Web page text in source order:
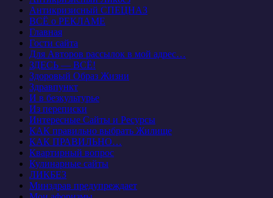
Антикризисный СПЕЦНАЗ
ВСЁ о РЕКЛАМЕ
Главная
Гости сайта
Для Авторов рассылок в мой адрес…
ЗДЕСЬ — ВСЁ!
Здоровый Образ Жизни
Здравпункт
И в безкультурье
Из переписки
Интересные Сайты и Ресурсы
КАК правильно выбрать Жилище
КАК ПРАВИЛЬНО…
Квартирный вопрос
Кулинарные сайты
ЛИКБЕЗ
Минздрав предупреждает